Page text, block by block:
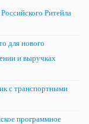
Ритейла
для нового
и выручках
с транспортными
программное